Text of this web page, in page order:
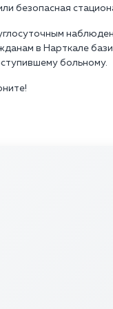
безопасная
в Нарткале
больному.